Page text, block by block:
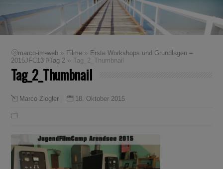
marco-im-web » Filme » Erste Workshops und Grundlagen –
2015JFC13 #Tag 2 » Tag_2_Thumbnail
Tag_2_Thumbnail
Marco Ziegler 18. Oktober 2015